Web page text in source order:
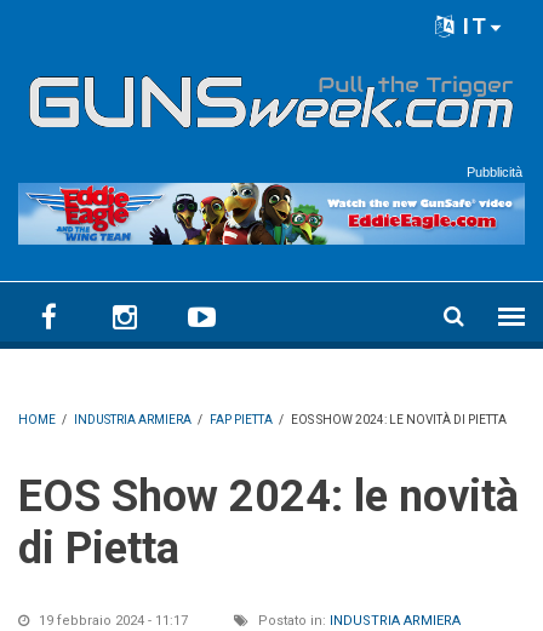
IT
Pubblicità
HOME / INDUSTRIA ARMIERA / FAP PIETTA / EOS SHOW 2024: LE NOVITÀ DI PIETTA
EOS Show 2024: le novità
di Pietta
19 febbraio 2024 - 11:17 Postato in: INDUSTRIA ARMIERA